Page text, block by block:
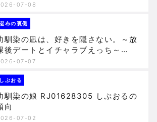
07-08
布の裏側
馴染の凪は、好きを隠さない。～放
後デートとイチャラブえっち～
湿布の裏側の傾向
07-07
しぷおる
馴染の娘 RJ01628305 しぷおるの
向
07-02